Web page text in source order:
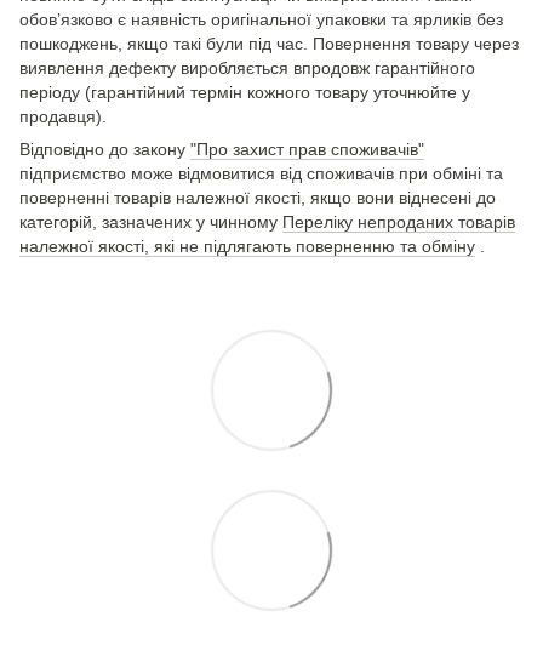
обов’язково є наявність оригінальної упаковки та ярликів без
пошкоджень, якщо такі були під час. Повернення товару через
виявлення дефекту виробляється впродовж гарантійного
періоду (гарантійний термін кожного товару уточнюйте у
продавця).
Відповідно до закону "Про захист прав споживачів"
підприємство може відмовитися від споживачів при обміні та
поверненні товарів належної якості, якщо вони віднесені до
категорій, зазначених у чинному Переліку непроданих товарів
належної якості, які не підлягають поверненню та обміну